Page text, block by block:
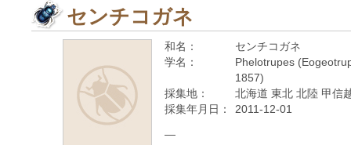
人情報保護要領
センチコガネ
和名：
センチコガネ
学名：
Phelotrupes
1857)
採集地：
北海道 東北 北陸 甲信
採集年月日：
2011-12-01
—